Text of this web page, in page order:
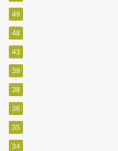
49
48
43
39
38
36
35
34